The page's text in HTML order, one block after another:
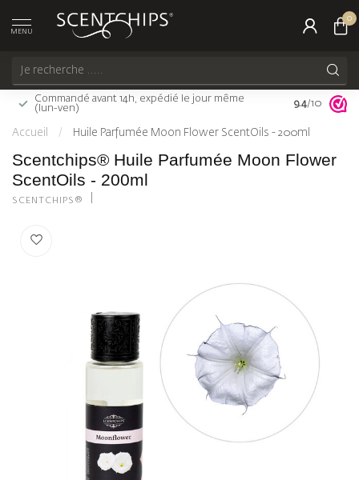
MENU
0
Commandé avant 14h, expédié le jour même
(lun-ven)
Livraison
(FR)
9.4/10
Accueil / Huile Parfumée Moon Flower ScentOils - 200ml
Scentchips® Huile Parfumée Moon Flower
ScentOils - 200ml
SCENTCHIPS®